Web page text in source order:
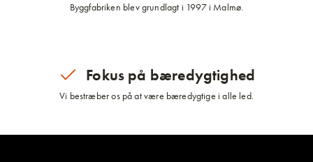
Byggfabriken blev grundlagt i 1997 i Malmø.
Fokus på bæredygtighed
Vi bestræber os på at være bæredygtige i alle led.